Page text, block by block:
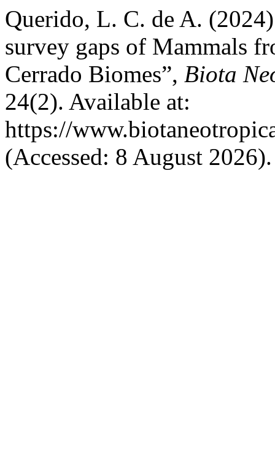
Querido, L. C. de A.
survey gaps of Mammals
Cerrado Biomes”, Biota
24(2). Available at:
https://
(Accessed: 8 August 2026).